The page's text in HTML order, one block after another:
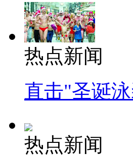
热点新闻
直击"圣诞
热点新闻